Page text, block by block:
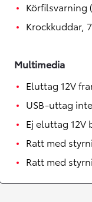
Körfilsvarning
Krockkuddar,
Multimedia
Eluttag 12V
USB-uttag
Ej eluttag 12V
Ratt med
Ratt med